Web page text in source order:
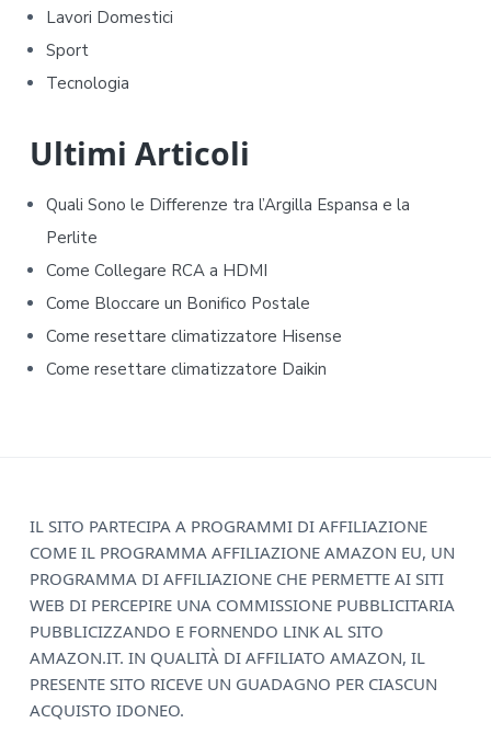
y
S
d
e
b
a
r
Lavori Domestici
Sport
Tecnologia
Ultimi Articoli
Quali Sono le Differenze tra l’Argilla Espansa e la
Perlite
Come Collegare RCA a HDMI
Come Bloccare un Bonifico Postale
Come resettare climatizzatore Hisense​​
Come resettare climatizzatore Daikin​​
IL SITO PARTECIPA A PROGRAMMI DI AFFILIAZIONE
COME IL PROGRAMMA AFFILIAZIONE AMAZON EU, UN
PROGRAMMA DI AFFILIAZIONE CHE PERMETTE AI SITI
WEB DI PERCEPIRE UNA COMMISSIONE PUBBLICITARIA
PUBBLICIZZANDO E FORNENDO LINK AL SITO
AMAZON.IT. IN QUALITÀ DI AFFILIATO AMAZON, IL
PRESENTE SITO RICEVE UN GUADAGNO PER CIASCUN
ACQUISTO IDONEO.